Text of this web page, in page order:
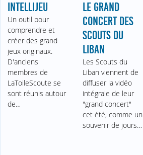
INTELLIJEU
Un outil pour
comprendre et
créer des grand
jeux originaux.
D'anciens
membres de
LaToileScoute se
sont réunis autour
de…
LE GRAND
CONCERT DES
SCOUTS DU
LIBAN
Les Scouts du
Liban viennent de
diffuser la vidéo
intégrale de leur
"grand concert"
cet été, comme un
souvenir de jours…